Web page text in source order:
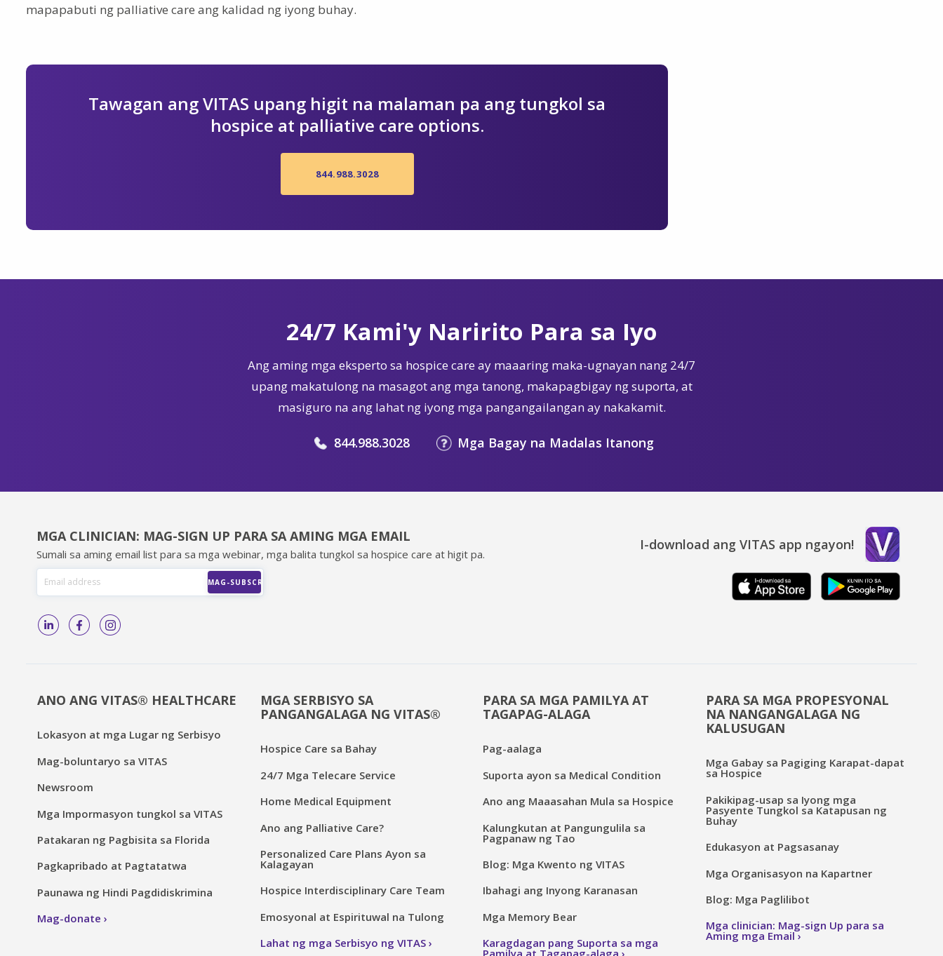
mapapabuti ng palliative care ang kalidad ng iyong buhay.
Tawagan ang VITAS upang higit na malaman pa ang tungkol sa
hospice at palliative care options.
844.988.3028
24/7 Kami'y Naririto Para sa Iyo
Ang aming mga eksperto sa hospice care ay maaaring maka-ugnayan nang 24/7
upang makatulong na masagot ang mga tanong, makapagbigay ng suporta, at
masiguro na ang lahat ng iyong mga pangangailangan ay nakakamit.
844.988.3028 Mga Bagay na Madalas Itanong
MGA CLINICIAN: MAG-SIGN UP PARA SA AMING MGA EMAIL
Sumali sa aming email list para sa mga webinar, mga balita tungkol sa hospice care at higit pa.
I-download ang VITAS app ngayon!
ANO ANG VITAS® HEALTHCARE
Lokasyon at mga Lugar ng Serbisyo
Mag-boluntaryo sa VITAS
Newsroom
Mga Impormasyon tungkol sa VITAS
Patakaran ng Pagbisita sa Florida
Pagkapribado at Pagtatatwa
Paunawa ng Hindi Pagdidiskrimina
Mag-donate
MGA SERBISYO SA
PANGANGALAGA NG VITAS®
Hospice Care sa Bahay
24/7 Mga Telecare Service
Home Medical Equipment
Ano ang Palliative Care?
Personalized Care Plans Ayon sa
Kalagayan
Hospice Interdisciplinary Care Team
Emosyonal at Espirituwal na Tulong
Lahat ng mga Serbisyo ng VITAS
PARA SA MGA PAMILYA AT
TAGAPAG-ALAGA
Pag-aalaga
Suporta ayon sa Medical Condition
Ano ang Maaasahan Mula sa Hospice
Kalungkutan at Pangungulila sa
Pagpanaw ng Tao
Blog: Mga Kwento ng VITAS
Ibahagi ang Inyong Karanasan
Mga Memory Bear
Karagdagan pang Suporta sa mga
PARA SA MGA PROPESYONAL
NA NANGANGALAGA NG
KALUSUGAN
Mga Gabay sa Pagiging Karapat-dapat
sa Hospice
Pakikipag-usap sa Iyong mga
Pasyente Tungkol sa Katapusan ng
Buhay
Edukasyon at Pagsasanay
Mga Organisasyon na Kapartner
Blog: Mga Paglilibot
Mga clinician: Mag-sign Up para sa
Aming mga Email